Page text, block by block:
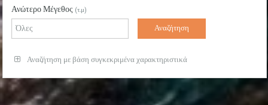
Ανώτερο Μέγεθος (τ.μ)
Αναζήτηση με βάση συγκεκριμένα χαρακτηριστικά